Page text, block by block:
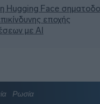
Hugging Face
εποχής
με AI
Ρωσία